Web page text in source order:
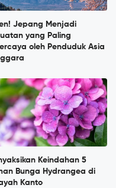
Jepang Menjadi
yang Paling
oleh Penduduk Asia
Keindahan 5
Bunga Hydrangea di
Kanto